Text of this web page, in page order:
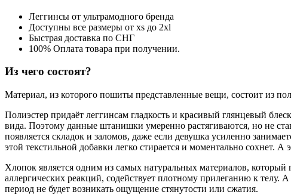
Леггинсы от ультрамодного бренда
Доступны все размеры от xs до 2xl
Быстрая доставка по СНГ
100% Оплата товара при получении.
Из чего состоят?
Материал, из которого пошиты представленные вещи, состоит из
Полиэстер придаёт леггинсам гладкость и красивый глянцевый
вида. Поэтому данные штанишки умеренно растягиваются, но не
появляется складок и заломов, даже если девушка усиленно
этой текстильной добавки легко стирается и моментально сохнет.
Хлопок является одним из самых натуральных материалов,
аллергических реакций, содействует плотному прилеганию к телу.
период не будет возникать ощущение стянутости или сжатия.